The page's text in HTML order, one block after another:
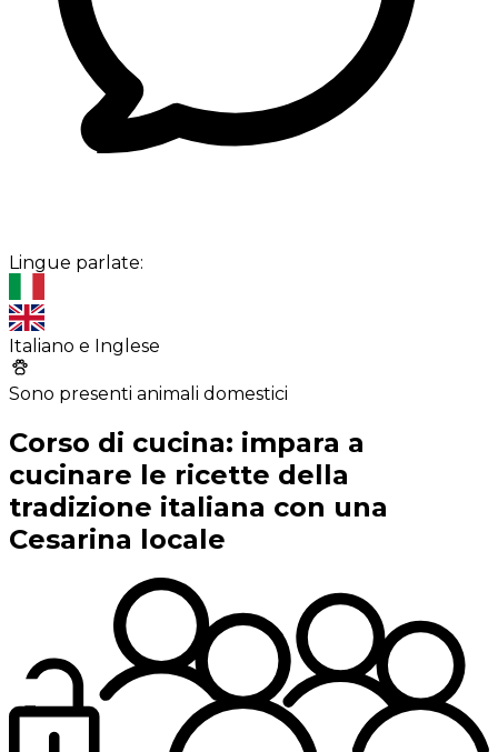
Lingue parlate:
Italiano e Inglese
Sono presenti animali domestici
Corso di cucina: impara a
cucinare le ricette della
tradizione italiana con una
Cesarina locale